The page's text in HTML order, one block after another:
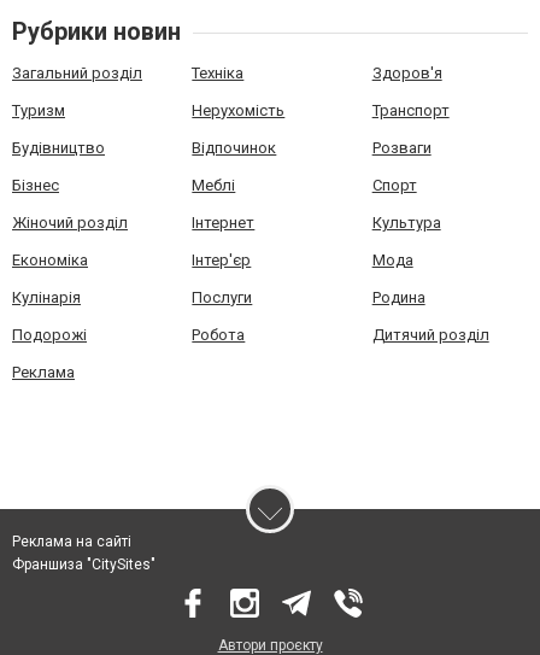
Рубрики новин
Загальний розділ Техніка Здоров'я
Туризм Нерухомість Транспорт
Будівництво Відпочинок Розваги
Бізнес Меблі Спорт
Жіночий розділ Інтернет Культура
Економіка Інтер'єр Мода
Кулінарія Послуги Родина
Подорожі Робота Дитячий розділ
Реклама
Реклама на сайті
Франшиза "CitySites"
Автори проєкту